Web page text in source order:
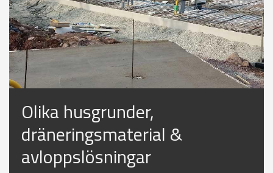
Olika husgrunder,
dräneringsmaterial &
avloppslösningar